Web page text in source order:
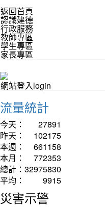
返回首頁
認識建德
行政服務
教師專區
學生專區
家長專區
網站登入login
流量統計
今天：
27891
昨天：
102175
本週：
661158
本月：
772353
總計： 32975830
平均：
9915
災害示警